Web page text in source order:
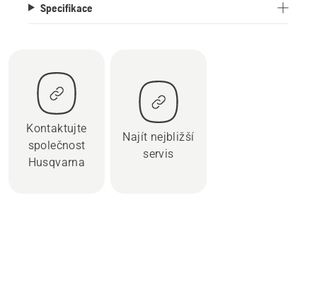
Specifikace
Kontaktujte
společnost
Husqvarna
Najít nejbližší
servis